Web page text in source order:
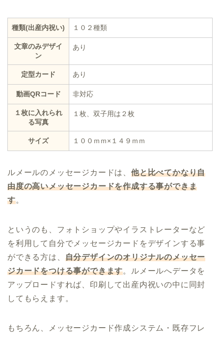
種類(出産内祝い) １０２種類
文章のみデザイ
ン
あり
定型カード あり
動画QRコード 非対応
１枚に入れられ
る写真
１枚、双子用は２枚
サイズ １００ｍｍ×１４９ｍｍ
ルメールのメッセージカードは、 他と比べてかなり自
由度の高いメッセージカードを作成する事ができま
す。
というのも、フォトショップやイラストレーターなど
を利用して自分でメッセージカードをデザインする事
ができる方は、 自分デザインのオリジナルのメッセー
ジカードをつける事ができます。
ルメールへデータを
アップロードすれば、印刷して出産内祝いの中に同封
してもらえます。
もちろん、メッセージカード作成システム・既存フレ